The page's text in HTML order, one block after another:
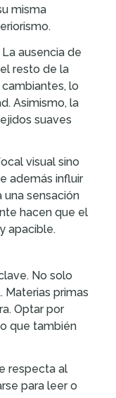
misma
ausencia de
resto de la
lo
Asimismo, la
suaves
visual sino
además influir
sensación
hacen que el
apacible.
No solo
primas
Optar por
que también
respecta al
para leer o